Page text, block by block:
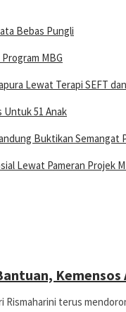
Bebas Pungli
MBG
Lewat Terapi SEFT
Untuk 51 Anak
Buktikan Semangat
Lewat Pameran Projek
Kemensos
Rismaharini terus